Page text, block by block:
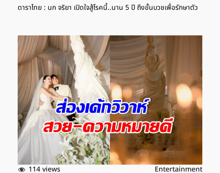
ดาราไทย : นก จริยา เปิดใจสู้โรคนี้..นาน 5 ปี ถึงขั้นบวชเพื่อรักษาตัว
114 views Entertainment